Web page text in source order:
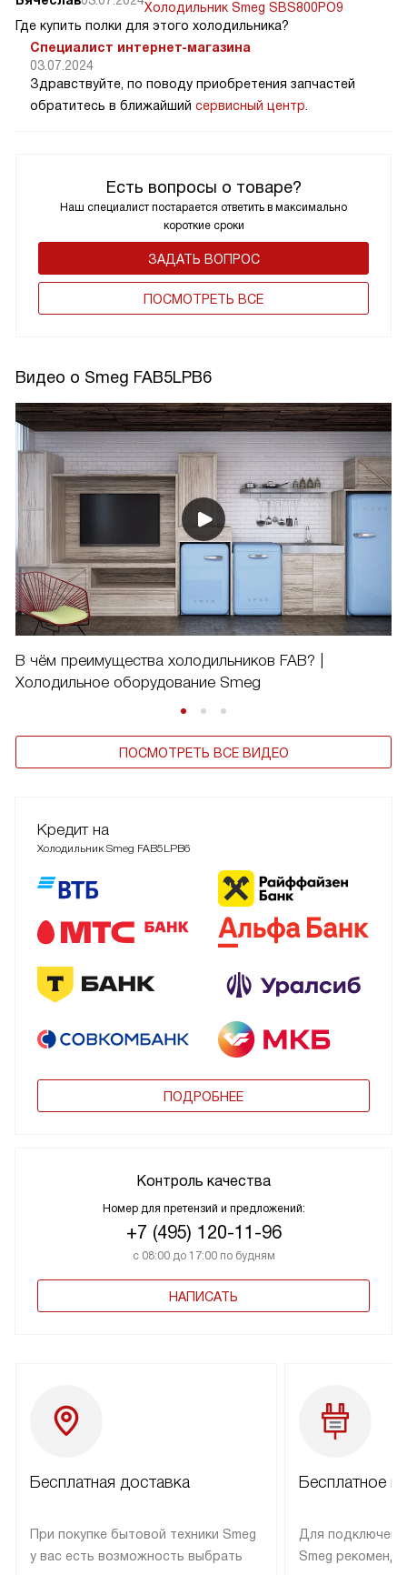
Есть вопросы о товаре?
Наш специалист постарается ответить в максимально
короткие сроки
ЗАДАТЬ ВОПРОС
ПОCМОТРЕТЬ ВСЕ
Холодильник Smeg SBS800PO9
Где купить полки для этого холодильника?
Специалист интернет-магазина
03.07.2024
Здравствуйте, по поводу приобретения запчастей
обратитесь в ближайший сервисный центр
Видео о Smeg FAB5LPB6
В чём преимущества холодильников FAB? |
Холодильное оборудование Smeg
ПОСМОТРЕТЬ ВСЕ ВИДЕО
Кредит на
Холодильник Smeg FAB5LPB6
ПОДРОБНЕЕ
Контроль качества
Номер для претензий и предложений:
+7 (495) 120-11-96
с 08:00 до 17:00 по будням
НАПИСАТЬ
Бесплатная доставка
При покупке бытовой техники Smeg
у вас есть возможность выбрать
Бесплатное
Для
Smeg